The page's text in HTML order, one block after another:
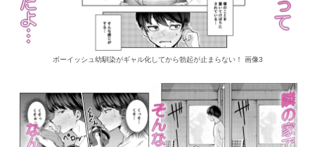
ボーイッシュ幼馴染がギャル化してから勃起が止まらない！ 画像3